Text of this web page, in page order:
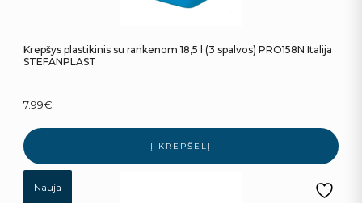
Krepšys plastikinis su rankenom 18,5 l (3 spalvos) PRO158N Italija
STEFANPLAST
7.99€
Į KREPŠELĮ
Nauja